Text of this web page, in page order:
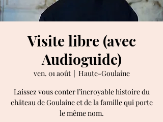
Visite libre (avec
Audioguide)
ven. 01 août
  |
Haute-Goulaine
Laissez vous conter l’incroyable histoire du
château de Goulaine et de la famille qui porte
le même nom.